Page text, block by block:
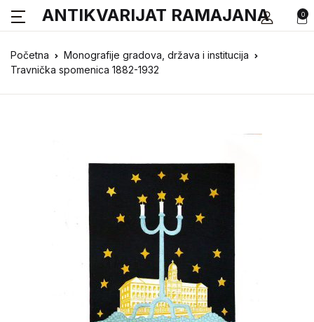
0
ANTIKVARIJAT RAMAJANA
Početna
Monografije gradova, država i institucija
Travnička spomenica 1882-1932